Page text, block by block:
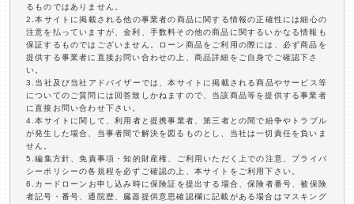
るものではありません。
2.本サイトに掲載される他の事業者の商品に関する情報の正確性には細心の
注意を払っていますが、金利、手数料その他の商品に関するいかなる情報も
保証するものではございません。ローン商品をご利用の際には、必ず商品を
提供する事業者に直接お問い合わせの上、商品詳細をご自身でご確認下さ
い。
3.当社及び当社アドバイザーでは、本サイトに掲載される商品やサービス等
についてのご質問には回答致しかねますので、当該商品等を提供する事業者
に直接お問い合わせ下さい。
4.本サイトに関して、利用者と提携事業者、第三者との間で紛争やトラブル
が発生した場合、当事者間で解決を図るものとし、当社は一切責任を負いま
せん。
5.編集方針、免責事項・知的財産権、ご利用いただく上での注意、プライバ
シーポリシーの各規程を必ずご確認の上、本サイトをご利用下さい。
6.カードローンお申し込み時に保険証を提出する場合、保険者番号、被保険
者記号・番号、通院歴、臓器提供意思確認欄に記載がある場合はマスキング